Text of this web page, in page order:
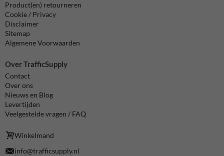
Product(en) retourneren
Cookie / Privacy
Disclaimer
Sitemap
Algemene Voorwaarden
Over TrafficSupply
Contact
Over ons
Nieuws en Blog
Levertijden
Veelgestelde vragen / FAQ
Winkelmand
info@trafficsupply.nl